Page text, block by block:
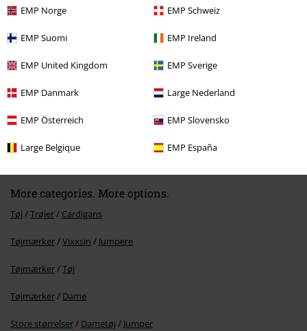
EMP Norge EMP Schweiz
EMP Suomi EMP Ireland
EMP United Kingdom EMP Sverige
EMP Danmark Large Nederland
EMP Österreich EMP Slovensko
Large Belgique EMP España
More categories. More options.
Tøj Trøjer Cardigans
Tøjmærker Vixxsin Jumpere
Tøjmærker Tøj
Tøjmærker Dame
Store størrelser Dametøj Jumper